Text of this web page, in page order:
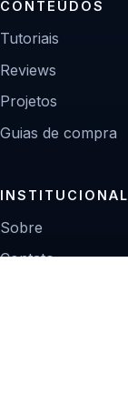
CONTEÚDOS
Tutoriais
Reviews
Projetos
Guias de compra
INSTITUCIONAL
Sobre
Contato